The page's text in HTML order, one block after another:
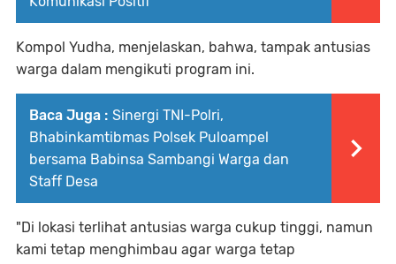
Kompol Yudha, menjelaskan, bahwa, tampak antusias
warga dalam mengikuti program ini.
Baca Juga : Sinergi TNI-Polri,
Bhabinkamtibmas Polsek Puloampel
bersama Babinsa Sambangi Warga dan
Staff Desa
"Di lokasi terlihat antusias warga cukup tinggi, namun
kami tetap menghimbau agar warga tetap